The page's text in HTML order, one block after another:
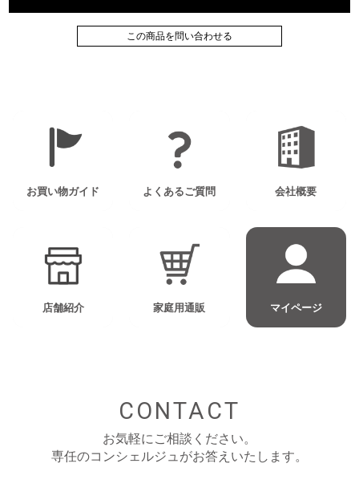
この商品を問い合わせる
お買い物ガイド よくあるご質問 会社概要
店舗紹介 家庭用通販 マイページ
CONTACT
お気軽にご相談ください。
専任のコンシェルジュがお答えいたします。